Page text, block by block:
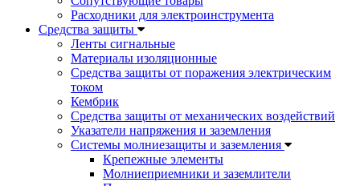
Расходники для электроинструмента
Cредства защиты
Ленты сигнальные
Материалы изоляционные
Средства защиты от поражения электрическим
током
Кембрик
Средства защиты от механических воздействий
Указатели напряжения и заземления
Системы молниезащиты и заземления
Крепежные элементы
Молниеприемники и заземлители